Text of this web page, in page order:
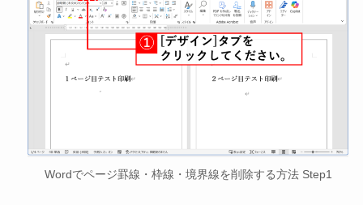
Wordでページ罫線・枠線・境界線を削除する方法 Step1